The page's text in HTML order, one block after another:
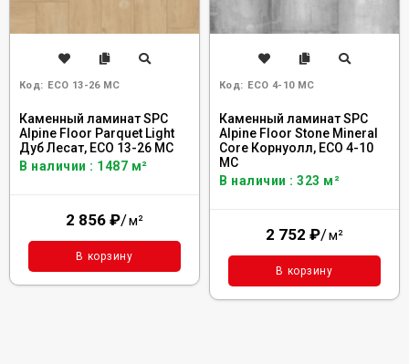
Код: ECO 13-26 MC
Каменный ламинат SPC
Alpine Floor Parquet Light
Дуб Лесат, ЕСО 13-26 MC
В наличии : 1487 м²
2 856 ₽/м²
В корзину
Код: ECO 4-10 MC
Каменный ламинат SPC
Alpine Floor Stone Mineral
Core Корнуолл, ECO 4-10
MC
В наличии : 323 м²
2 752 ₽/м²
В корзину